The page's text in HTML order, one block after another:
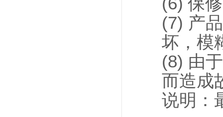
(7) 产
坏，模
(8) 由
而造成
说明：